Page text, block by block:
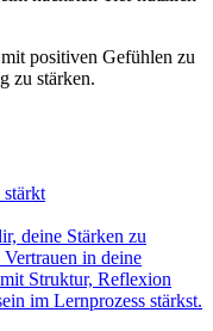
positiven Gefühlen zu
zu stärken.
stärkt
deine Stärken zu
in deine
Struktur, Reflexion
im Lernprozess stärkst.